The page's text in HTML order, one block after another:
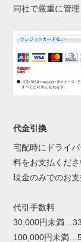
同社で厳重に管理
代金引換
宅配時にドライ
料をお支払くださ
現金のみでのお支
代引手数料
30,000円未満
100,000円未満